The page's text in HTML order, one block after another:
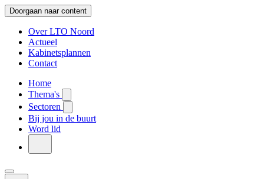
Doorgaan naar content
Over LTO Noord
Actueel
Kabinetsplannen
Contact
Home
Thema's
Sectoren
Bij jou in de buurt
Word lid